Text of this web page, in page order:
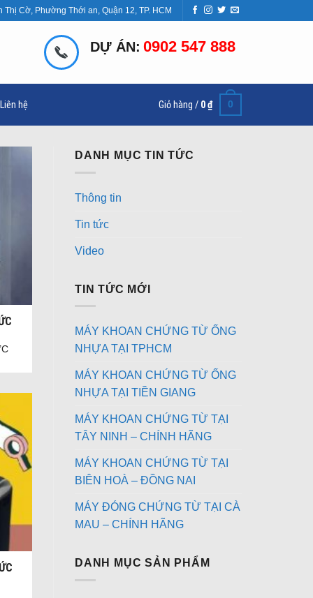
Thị Cờ, Phường Thới an, Quận 12, TP. HCM
DỰ ÁN: 0902 547 888
Liên hệ Giỏ hàng / 0₫ 0
DANH MỤC TIN TỨC
Thông tin
Tin tức
Video
TIN TỨC MỚI
MÁY KHOAN CHỨNG TỪ ỐNG
NHỰA TẠI TPHCM
MÁY KHOAN CHỨNG TỪ ỐNG
NHỰA TẠI TIỀN GIANG
MÁY KHOAN CHỨNG TỪ TẠI
TÂY NINH – CHÍNH HÃNG
MÁY KHOAN CHỨNG TỪ TẠI
BIÊN HOÀ – ĐỒNG NAI
MÁY ĐÓNG CHỨNG TỪ TẠI CÀ
MAU – CHÍNH HÃNG
DANH MỤC SẢN PHẨM